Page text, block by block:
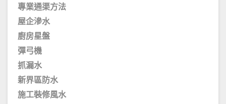
專業通渠方法
屋企滲水
廚房星盤
彈弓機
抓漏水
新界區防水
施工裝修風水